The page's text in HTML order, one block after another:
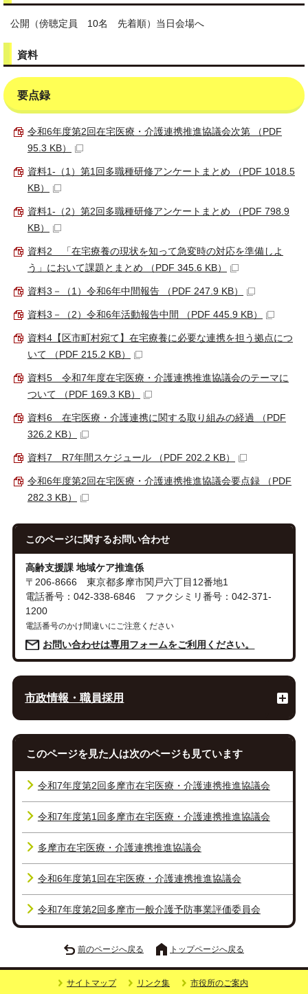
公開（傍聴定員 10名 先着順）当日会場へ
資料
要点録
令和6年度第2回在宅医療・介護連携推進協議会次第 （PDF
95.3 KB）
資料1-（1）第1回多職種研修アンケートまとめ （PDF 1018.5
KB）
資料1-（2）第2回多職種研修アンケートまとめ （PDF 798.9
KB）
資料2 「在宅療養の現状を知って急変時の対応を準備しよ
う」において課題とまとめ （PDF 345.6 KB）
資料3－（1）令和6年中間報告 （PDF 247.9 KB）
資料3－（2）令和6年活動報告中間 （PDF 445.9 KB）
資料4【区市町村宛て】在宅療養に必要な連携を担う拠点につ
いて （PDF 215.2 KB）
資料5 令和7年度在宅医療・介護連携推進協議会のテーマに
ついて （PDF 169.3 KB）
資料6 在宅医療・介護連携に関する取り組みの経過 （PDF
326.2 KB）
資料7 R7年間スケジュール （PDF 202.2 KB）
令和6年度第2回在宅医療・介護連携推進協議会要点録 （PDF
282.3 KB）
このページに関するお問い合わせ
高齢支援課 地域ケア推進係
〒206-8666 東京都多摩市関戸六丁目12番地1
電話番号：042-338-6846 ファクシミリ番号：042-371-
1200
電話番号のかけ間違いにご注意ください
お問い合わせは専用フォームをご利用ください。
市政情報・職員採用
このページを見た人は次のページも見ています
令和7年度第2回多摩市在宅医療・介護連携推進協議会
令和7年度第1回多摩市在宅医療・介護連携推進協議会
多摩市在宅医療・介護連携推進協議会
令和6年度第1回在宅医療・介護連携推進協議会
令和7年度第2回多摩市一般介護予防事業評価委員会
前のページへ戻る トップページへ戻る
サイトマップ リンク集 市役所のご案内